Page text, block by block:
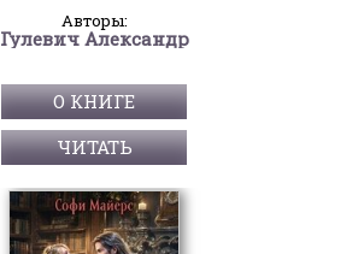
Авторы:
Гулевич Александр
О КНИГЕ
ЧИТАТЬ